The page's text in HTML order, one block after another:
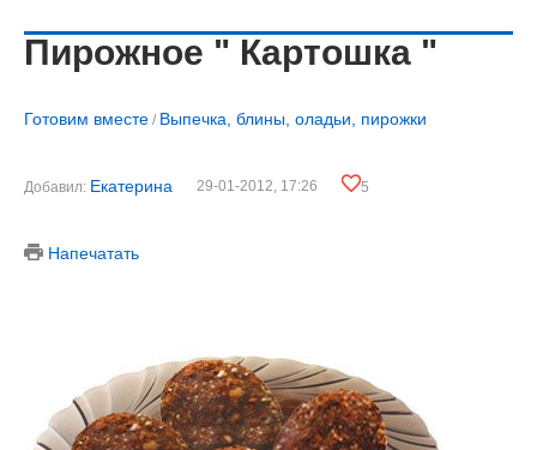
Пирожное " Картошка "
Готовим вместе / Выпечка, блины, оладьи, пирожки
Добавил: Екатерина 29-01-2012, 17:26 5
Напечатать